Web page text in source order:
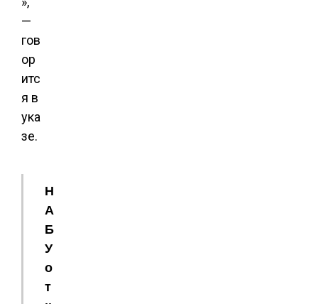
—
гов
ор
итс
я в
ука
зе.
Н
А
Б
У
о
т